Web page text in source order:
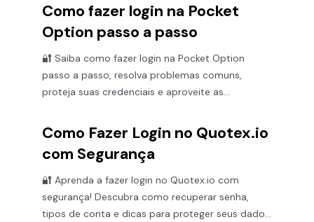
Como fazer login na Pocket
Option passo a passo
🔐 Saiba como fazer login na Pocket Option
passo a passo, resolva problemas comuns,
proteja suas credenciais e aproveite as
Como Fazer Login no Quotex.io
com Segurança
🔐 Aprenda a fazer login no Quotex.io com
segurança! Descubra como recuperar senha,
tipos de conta e dicas para proteger seus dados